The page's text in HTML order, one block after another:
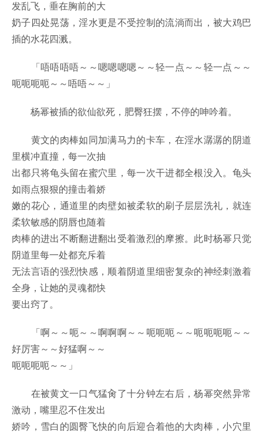
发乱飞，垂在胸前的大
奶子四处晃荡，淫水更是不受控制的流淌而出，被大鸡巴
插的水花四溅。
「唔唔唔唔～～嗯嗯嗯嗯～～轻一点～～轻一点～～
呃呃呃呃～～唔唔～～」
杨幂被插的欲仙欲死，肥臀狂摆，不停的呻吟着。
黄文的肉棒如同加满马力的卡车，在淫水潺潺的阴道
里横冲直撞，每一次抽
出都只将龟头留在蜜穴里，每一次干进都全根没入。龟头
如雨点狠狠的撞击着娇
嫩的花心，通道里的肉壁如被柔软的刷子层层洗礼，就连
柔软敏感的阴唇也随着
肉棒的进出不断翻进翻出受着激烈的摩擦。此时杨幂只觉
阴道里每一处都充斥着
无法言语的强烈快感，顺着阴道里细密复杂的神经刺激着
全身，让她的灵魂都快
要出窍了。
「啊～～呃～～啊啊啊～～呃呃呃～～呃呃呃呃～～
好厉害～～好猛啊～～
呃呃呃呃～～」
在被黄文一口气猛肏了十分钟左右后，杨幂突然异常
激动，嘴里忍不住发出
娇吟，雪白的圆臀飞快的向后迎合着他的大肉棒，小穴里